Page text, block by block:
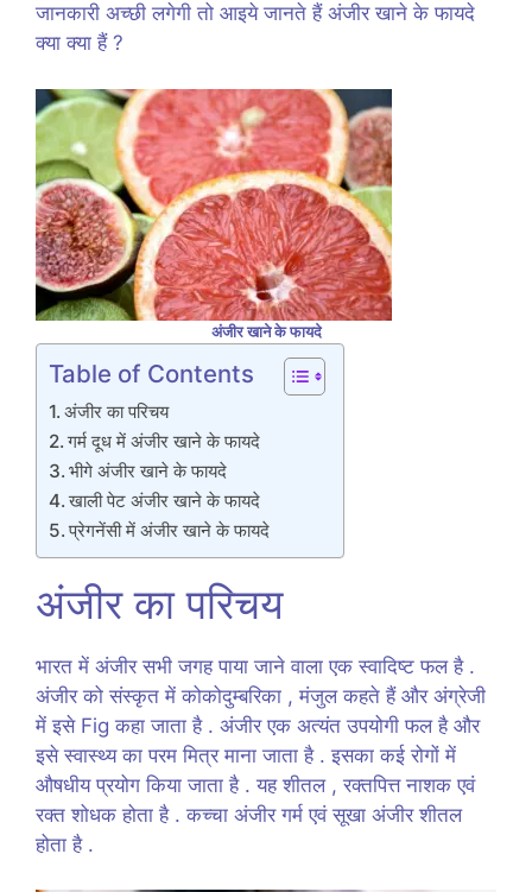
जानकारी अच्छी लगेगी तो आइये जानते हैं अंजीर खाने के फायदे
क्या क्या हैं ?
अंजीर खाने के फायदे
Table of Contents
अंजीर का परिचय
गर्म दूध में अंजीर खाने के फायदे
भीगे अंजीर खाने के फायदे
खाली पेट अंजीर खाने के फायदे
प्रेगनेंसी में अंजीर खाने के फायदे
अंजीर का परिचय
भारत में अंजीर सभी जगह पाया जाने वाला एक स्वादिष्ट फल है .
अंजीर को संस्कृत में कोकोदुम्बरिका , मंजुल कहते हैं और अंग्रेजी
में इसे Fig कहा जाता है . अंजीर एक अत्यंत उपयोगी फल है और
इसे स्वास्थ्य का परम मित्र माना जाता है . इसका कई रोगों में
औषधीय प्रयोग किया जाता है . यह शीतल , रक्तपित्त नाशक एवं
रक्त शोधक होता है . कच्चा अंजीर गर्म एवं सूखा अंजीर शीतल
होता है .